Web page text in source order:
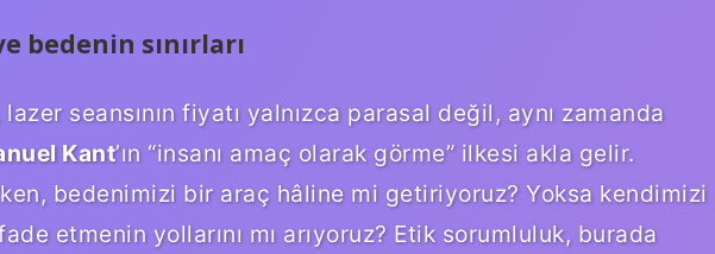
bedenin sınırları
lazer seansının fiyatı yalnızca parasal değil, aynı zamanda
Kant’ın “insanı amaç olarak görme” ilkesi akla gelir.
bedenimizi bir araç hâline mi getiriyoruz? Yoksa kendimizi
etmenin yollarını mı arıyoruz? Etik sorumluluk, burada